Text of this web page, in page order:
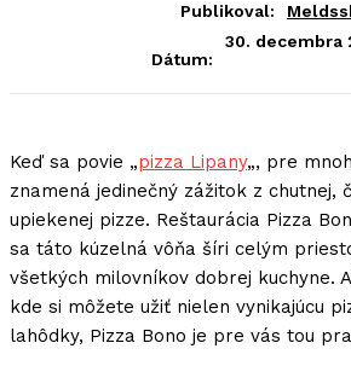
Publikoval:
Dátum:
30. decembra
Keď sa povie „pizza Lipany„, pre
znamená jedinečný zážitok z chutnej,
upiekenej pizze. Reštaurácia Pizza
sa táto kúzelná vôňa šíri celým
všetkých milovníkov dobrej kuchyne.
kde si môžete užiť nielen vynikajúcu
lahôdky, Pizza Bono je pre vás tou